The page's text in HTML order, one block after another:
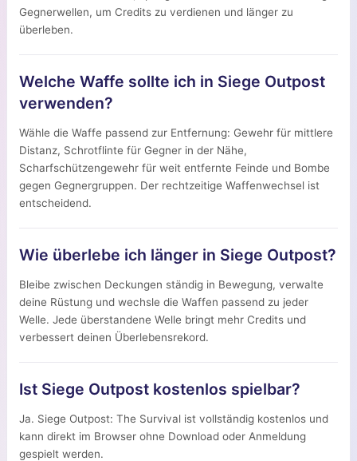
Gegnerwellen, um Credits zu verdienen und länger zu
überleben.
Welche Waffe sollte ich in Siege Outpost
verwenden?
Wähle die Waffe passend zur Entfernung: Gewehr für mittlere
Distanz, Schrotflinte für Gegner in der Nähe,
Scharfschützengewehr für weit entfernte Feinde und Bombe
gegen Gegnergruppen. Der rechtzeitige Waffenwechsel ist
entscheidend.
Wie überlebe ich länger in Siege Outpost?
Bleibe zwischen Deckungen ständig in Bewegung, verwalte
deine Rüstung und wechsle die Waffen passend zu jeder
Welle. Jede überstandene Welle bringt mehr Credits und
verbessert deinen Überlebensrekord.
Ist Siege Outpost kostenlos spielbar?
Ja. Siege Outpost: The Survival ist vollständig kostenlos und
kann direkt im Browser ohne Download oder Anmeldung
gespielt werden.